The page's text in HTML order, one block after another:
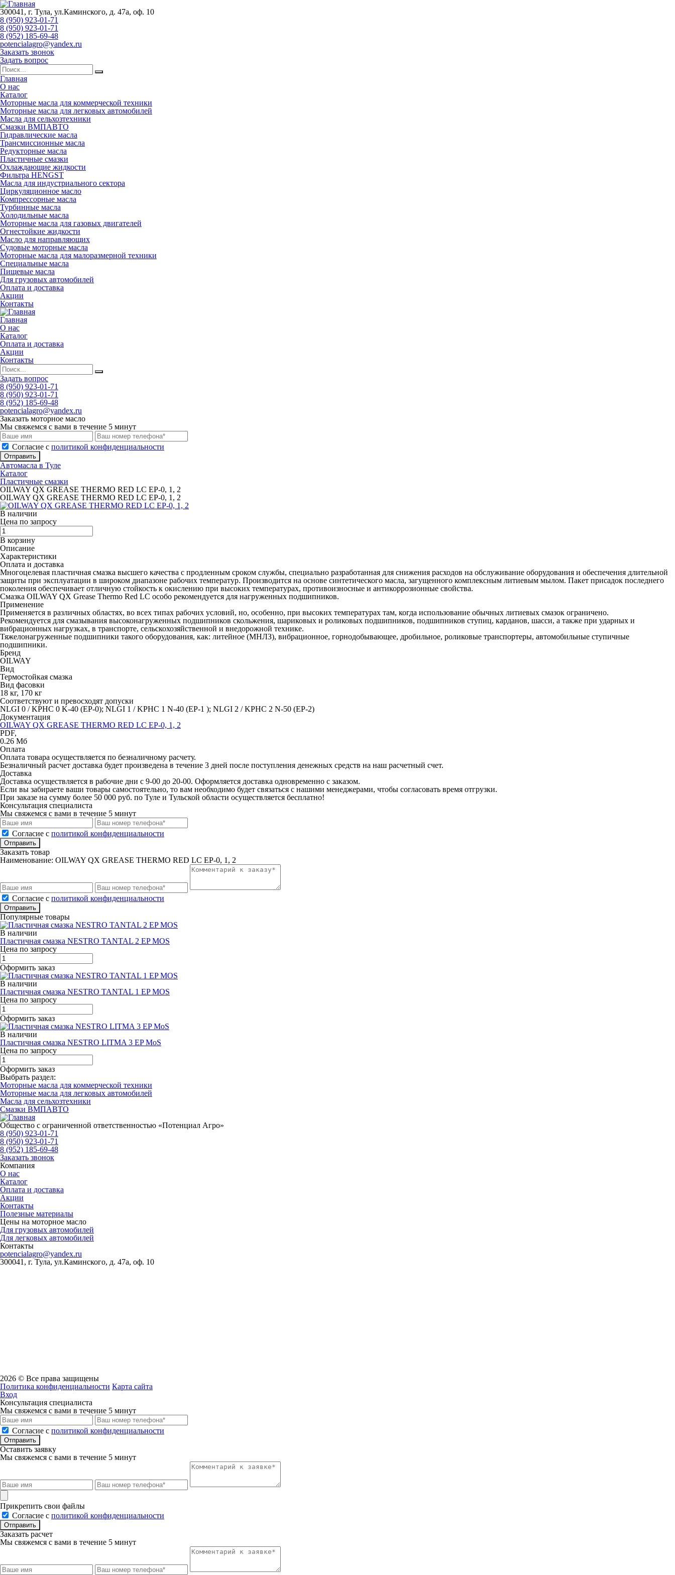
300041, г. Тула, ул.Каминского, д. 47а, оф. 10
8 (950) 923-01-71
8 (950) 923-01-71
8 (952) 185-69-48
potencialagro@yandex.ru
Заказать звонок
Задать вопрос
Главная
О нас
Каталог
Моторные масла для коммерческой техники
Моторные масла для легковых автомобилей
Масла для сельхозтехники
Смазки ВМПАВТО
Гидравлические масла
Трансмиссионные масла
Редукторные масла
Пластичные смазки
Охлаждающие жидкости
Фильтра HENGST
Масла для индустриального сектора
Циркуляционное масло
Компрессорные масла
Турбинные масла
Холодильные масла
Моторные масла для газовых двигателей
Огнестойкие жидкости
Масло для направляющих
Судовые моторные масла
Моторные масла для малоразмерной техники
Специальные масла
Пищевые масла
Для грузовых автомобилей
Оплата и доставка
Акции
Контакты
Главная
О нас
Каталог
Оплата и доставка
Акции
Контакты
Задать вопрос
8 (950) 923-01-71
8 (950) 923-01-71
8 (952) 185-69-48
potencialagro@yandex.ru
Заказать моторное масло
Мы свяжемся с вами в течение 5 минут
Cогласие с политикой конфиденциальности
Отправить
Автомасла в Туле
Каталог
Пластичные смазки
OILWAY QX GREASE THERMO RED LC EP-0, 1, 2
OILWAY QX GREASE THERMO RED LC EP-0, 1, 2
В наличии
Цена по запросу
В корзину
Описание
Характеристики
Оплата и доставка
Многоцелевая пластичная смазка высшего качества с продленным сроком службы, специально разработанная для снижения расходов на обслуживание оборудования и обеспечения длительной
защиты при эксплуатации в широком диапазоне рабочих температур. Производится на основе синтетического масла, загущенного комплексным литиевым мылом. Пакет присадок последнего
поколения обеспечивает отличную стойкость к окислению при высоких температурах, противоизносные и антикоррозионные свойства.
Смазка OILWAY QX Grease Thermo Red LC особо рекомендуется для нагруженных подшипников.
Применение
Применяется в различных областях, во всех типах рабочих условий, но, особенно, при высоких температурах там, когда использование обычных литиевых смазок ограничено.
Рекомендуется для смазывания высоконагруженных подшипников скольжения, шариковых и роликовых подшипников, подшипников ступиц, карданов, шасси, а также при ударных и
вибрационных нагрузках, в транспорте, сельскохозяйственной и внедорожной технике.
Тяжелонагруженные подшипники такого оборудования, как: литейное (МНЛЗ), вибрационное, горнодобывающее, дробильное, роликовые транспортеры, автомобильные ступичные
подшипники.
Бренд
OILWAY
Вид
Термостойкая смазка
Вид фасовки
18 кг, 170 кг
Соответствуют и превосходят допуски
NLGI 0 / KPHC 0 K-40 (EP-0); NLGI 1 / KPHC 1 N-40 (EP-1 ); NLGI 2 / KPHC 2 N-50 (EP-2)
Документация
OILWAY QX GREASE THERMO RED LC EP-0, 1, 2
PDF,
0.26 Мб
Оплата
Оплата товара осуществляется по безналичному расчету.
Безналичный расчет доставка будет произведена в течение 3 дней после поступления денежных средств на наш расчетный счет.
Доставка
Доставка осуществляется в рабочие дни с 9-00 до 20-00. Оформляется доставка одновременно с заказом.
Если вы забираете ваши товары самостоятельно, то вам необходимо будет связаться с нашими менеджерами, чтобы согласовать время отгрузки.
При заказе на сумму более 50 000 руб. по Туле и Тульской области осуществляется бесплатно!
Консультация специалиста
Мы свяжемся с вами в течение 5 минут
Cогласие с политикой конфиденциальности
Отправить
Заказать товар
Наименование: OILWAY QX GREASE THERMO RED LC EP-0, 1, 2
Cогласие с политикой конфиденциальности
Отправить
Популярные товары
В наличии
Пластичная смазка NESTRO TANTAL 2 EP MOS
Цена по запросу
Оформить заказ
В наличии
Пластичная смазка NESTRO TANTAL 1 EP MOS
Цена по запросу
Оформить заказ
В наличии
Пластичная смазка NESTRO LITMA 3 EP MoS
Цена по запросу
Оформить заказ
Выбрать раздел:
Моторные масла для коммерческой техники
Моторные масла для легковых автомобилей
Масла для сельхозтехники
Смазки ВМПАВТО
Общество с ограниченной ответственностью «Потенциал Агро»
8 (950) 923-01-71
8 (950) 923-01-71
8 (952) 185-69-48
Заказать звонок
Компания
О нас
Каталог
Оплата и доставка
Акции
Контакты
Полезные материалы
Цены на моторное масло
Для грузовых автомобилей
Для легковых автомобилей
Контакты
potencialagro@yandex.ru
300041, г. Тула, ул.Каминского, д. 47а, оф. 10
2026 © Все права защищены
Политика конфиденциальности Карта сайта
Вход
Консультация специалиста
Мы свяжемся с вами в течение 5 минут
Cогласие с политикой конфиденциальности
Отправить
Оставить заявку
Мы свяжемся с вами в течение 5 минут
Прикрепить свои файлы
Cогласие с политикой конфиденциальности
Отправить
Заказать расчет
Мы свяжемся с вами в течение 5 минут